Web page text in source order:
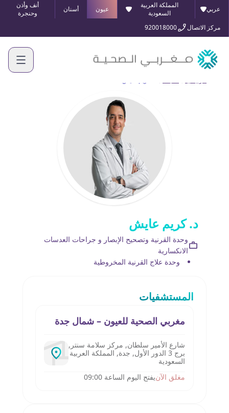
عربي
المملكة العربية
السعودية
عيون أسنان
أنف وأذن
وحنجرة
مركز الاتصال
920018000
د. كريم عايش
وحدة القرنية وتصحيح الإبصار و جراحات العدسات
الانكسارية
وحدة علاج القرنية المخروطية
المستشفيات
مغربي الصحية للعيون – شمال جدة
شارع الأمير سلطان, مركز سلامة سنتر,
برج 3 الدور الأول, جدة, المملكة العربية
السعودية
مغلق الآنيفتح اليوم الساعة 09:00